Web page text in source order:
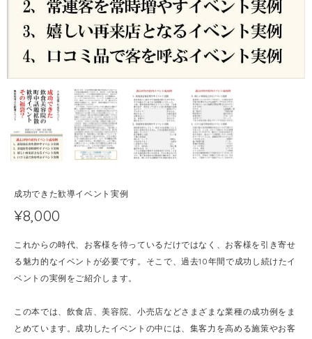
成功できた歓導イベント実例
¥8,000
これからの時代、お客様を待っているだけではなく、お客様を引き寄せ
る魅力的なイベントが必要です。そこで、過去10年間で成功し続けたイ
ベントの実例をご紹介します。
この本では、飲食店、美容院、小売店などさまざまな業種の成功例をま
とめています。成功したイベントの中には、集客力を高める施策やお客